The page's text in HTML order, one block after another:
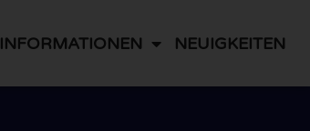
INFORMATIONEN NEUIGKEITEN